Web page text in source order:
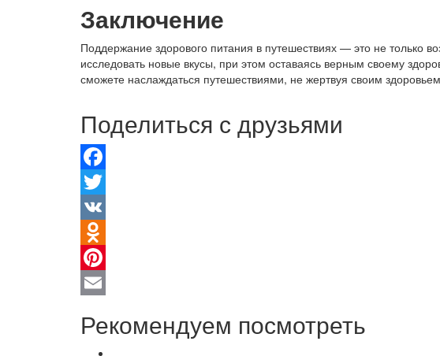
Заключение
Поддержание здорового питания в путешествиях — это не только
исследовать новые вкусы, при этом оставаясь верным своему
сможете наслаждаться путешествиями, не жертвуя своим
Поделиться с друзьями
Facebook
Twitter
VK
Odnoklassniki
Pinterest
Рекомендуем посмотреть